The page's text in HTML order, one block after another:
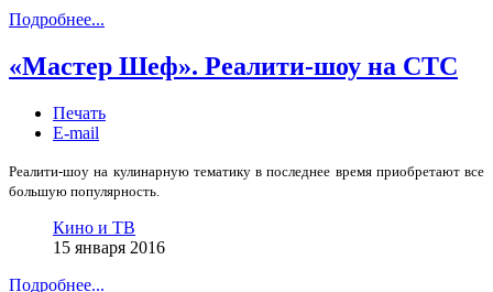
Подробнее...
«Мастер Шеф». Реалити-шоу на СТС
Печать
E-mail
Реалити-шоу на кулинарную тематику в последнее время приобретают все
большую популярность.
Кино и ТВ
15 января 2016
Подробнее...